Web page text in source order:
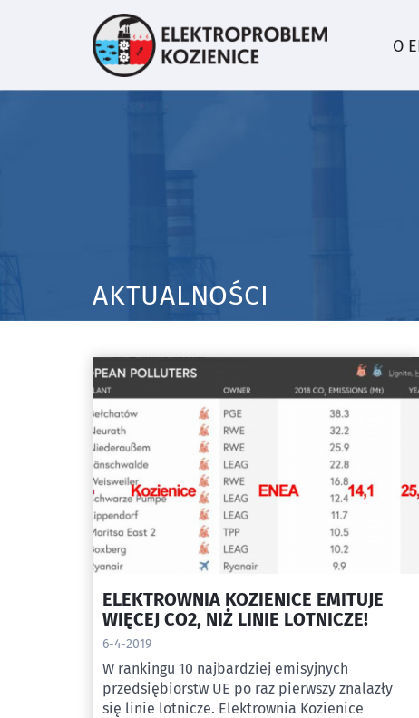
O
AKTUALNOŚCI
ELEKTROWNIA KOZIENICE EMITUJE
WIĘCEJ CO2, NIŻ LINIE LOTNICZE!
6-4-2019
W rankingu 10 najbardziej emisyjnych
przedsiębiorstw UE po raz pierwszy znalazły
się linie lotnicze. Elektrownia Kozienice